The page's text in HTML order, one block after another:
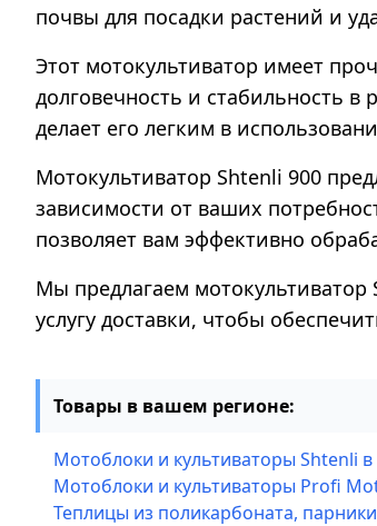
почвы для посадки растений и
Этот мотокультиватор имеет
долговечность и стабильность
делает его легким в
Мотокультиватор Shtenli 900
зависимости от ваших
позволяет вам эффективно
Мы предлагаем мотокультиватор
услугу доставки, чтобы
Товары в вашем регионе:
Мотоблоки и культиваторы Shtenli
Мотоблоки и культиваторы Profi
Теплицы из поликарбоната,